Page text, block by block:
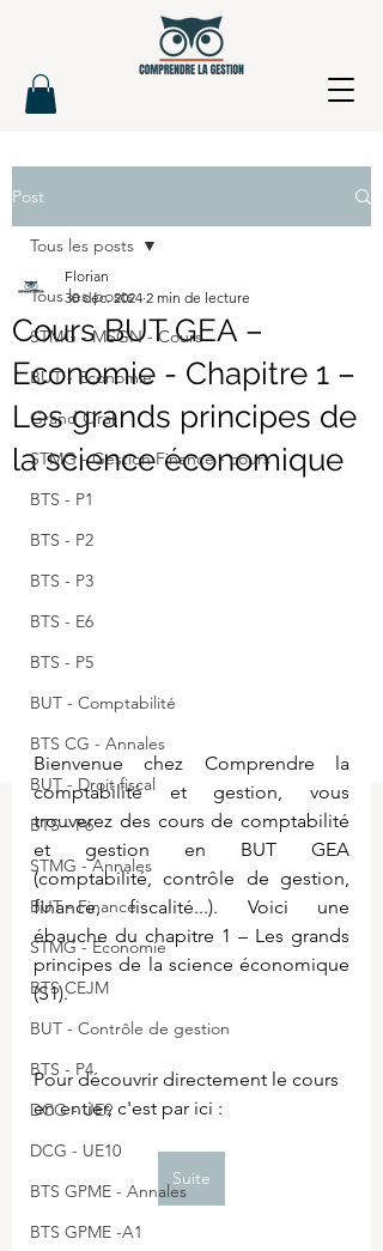
Post
Tous les posts
STMG - MSGN - Cours
BUT - Economie
Grand Oral
STMG - Gestion Finance - cours
BTS - P1
BTS - P2
BTS - P3
BTS - E6
BTS - P5
BUT - Comptabilité
BTS CG - Annales
BUT - Droit fiscal
BTS - P6
STMG - Annales
BUT - Finance
STMG - Economie
BTS CEJM
BUT - Contrôle de gestion
BTS - P4
DCG - UE9
DCG - UE10
BTS GPME - Annales
BTS GPME -A1
Tous les posts
Cours BUT GEA –
Economie - Chapitre 1 –
Les grands principes de
la science économique
Florian
30 déc. 2024 2 min de lecture
Bienvenue chez Comprendre la
comptabilité et gestion, vous
trouverez des cours de comptabilité
et gestion en BUT GEA
(comptabilité, contrôle de gestion,
finance, fiscalité...). Voici une
ébauche du chapitre 1 – Les grands
principes de la science économique
(S1).
Pour découvrir directement le cours
en entier, c'est par ici :
Suite